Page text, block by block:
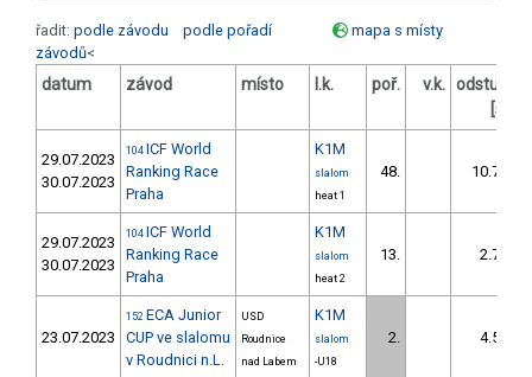
řadit: podle závodu podle pořadí
mapa s místy
závodů<
datum závod místo l.k. poř. v.k. odstup
[s]
29.07.2023
30.07.2023
104 ICF World
Ranking Race
Praha
K1M
slalom
heat 1
48. 10.78
29.07.2023
30.07.2023
104 ICF World
Ranking Race
Praha
K1M
slalom
heat 2
13. 2.73
23.07.2023
152 ECA Junior
CUP ve slalomu
v Roudnici n.L.
USD
Roudnice
nad Labem
K1M
slalom
-U18
2. 4.52